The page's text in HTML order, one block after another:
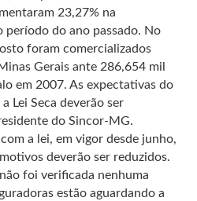
23,27% na
período do ano passado. No
foram comercializados
Gerais ante 286,654 mil
em 2007. As expectativas do
Lei Seca deverão ser
do Sincor-MG.
a lei, em vigor desde junho,
deverão ser reduzidos.
foi verificada nenhuma
estão aguardando a